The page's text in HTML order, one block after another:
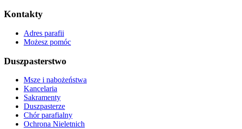
Kontakty
Adres parafii
Możesz pomóc
Duszpasterstwo
Msze i nabożeństwa
Kancelaria
Sakramenty
Duszpasterze
Chór parafialny
Ochrona Nieletnich